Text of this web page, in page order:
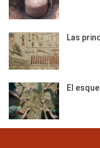
Las
El